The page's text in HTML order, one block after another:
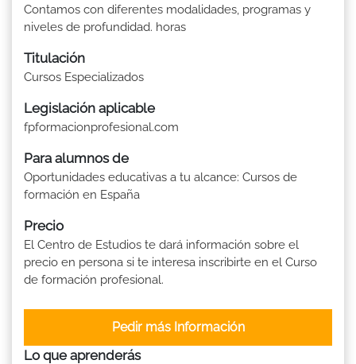
Contamos con diferentes modalidades, programas y
niveles de profundidad. horas
Titulación
Cursos Especializados
Legislación aplicable
fpformacionprofesional.com
Para alumnos de
Oportunidades educativas a tu alcance: Cursos de
formación en España
Precio
El Centro de Estudios te dará información sobre el
precio en persona si te interesa inscribirte en el Curso
de formación profesional.
Pedir más Información
Lo que aprenderás